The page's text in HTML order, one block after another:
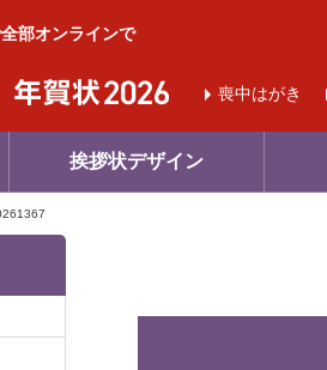
部オンラインで
喪中はがき
挨拶状デザイン